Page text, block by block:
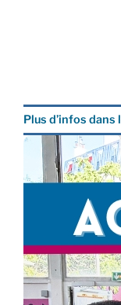
Plus d’infos